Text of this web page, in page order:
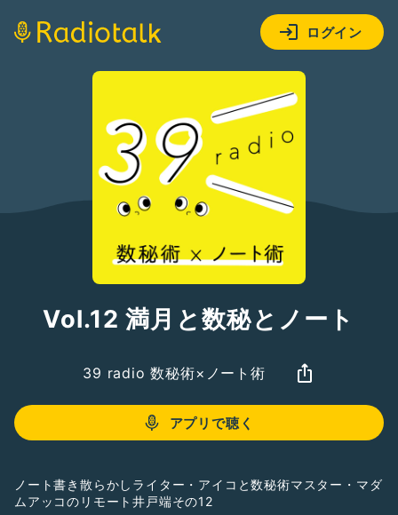
ログイン
Vol.12 満月と数秘とノート
39 radio 数秘術×ノート術
アプリで聴く
ノート書き散らかしライター・アイコと数秘術マスター・マダ
ムアッコのリモート井戸端その12